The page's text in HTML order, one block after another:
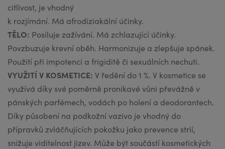
citlivost, je vhodný
k rozjímání. Má afrodiziakální účinky.
TĚLO: Posiluje zažívání. Má zchlazující účinky.
Povzbuzuje krevní oběh. Harmonizuje a zlepšuje spánek.
Použití při impotenci a frigiditě či sexuálních nechuti.
VYUŽITÍ V KOSMETICE: V ředění do 1 %. V kosmetice se
využívá díky své poměrně pronikavé vůni převážně v
pánských parfémech, vodách po holení a deodorantech.
Díky působení na podkožní vazivo je vhodný do
přípravků zvláčňujících pokožku jako prevence strií,
snižuje viditelnost jizev. Může být součástí kosmetických